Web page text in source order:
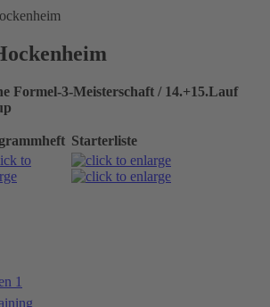
Formel-3-Meisterschaft / 14.+15.Lauf
Starterliste
1